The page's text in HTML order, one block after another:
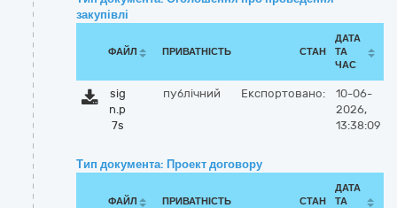
закупівлі
ФАЙЛ ПРИВАТНІСТЬ СТАН
ДАТА
ТА
ЧАС
sig
n.p
7s
публічний Експортовано:
10-06-
2026,
13:38:09
Тип документа: Проект договору
ФАЙЛ ПРИВАТНІСТЬ СТАН
ДАТА
ТА